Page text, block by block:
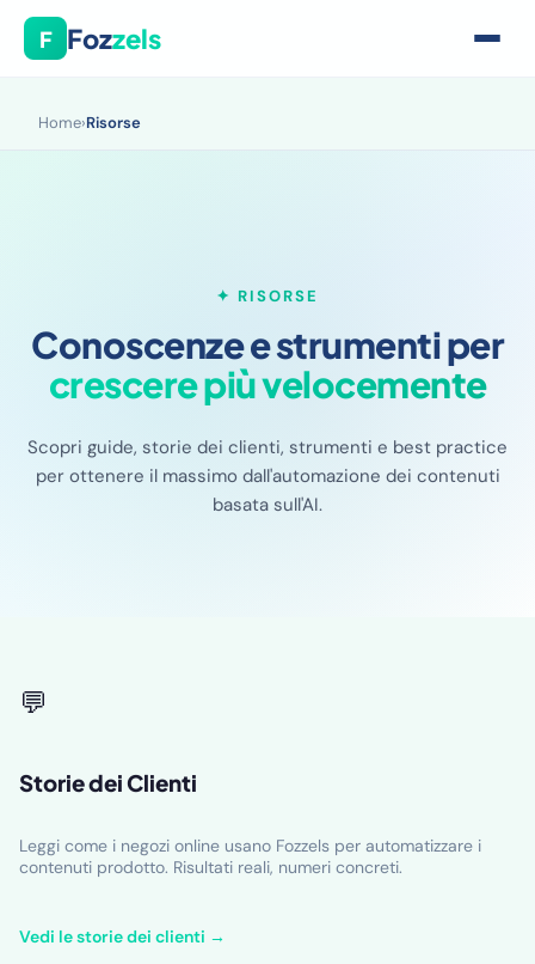
F Fozzels
Home›Risorse
✦ RISORSE
Conoscenze e strumenti per
crescere più velocemente
Scopri guide, storie dei clienti, strumenti e best practice
per ottenere il massimo dall'automazione dei contenuti
basata sull'AI.
💬
Storie dei Clienti
Leggi come i negozi online usano Fozzels per automatizzare i
contenuti prodotto. Risultati reali, numeri concreti.
Vedi le storie dei clienti →